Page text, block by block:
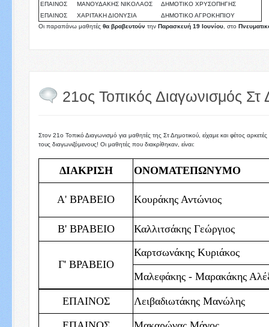
ΕΠΑΙΝΟΣ
ΜΑΝΟΥΔΑΚΗΣ ΝΙΚΟΛΑΟΣ
ΔΗΜΟΤΙΚΟ ΧΡΥΣΟΠΗΓΗΣ
ΕΠΑΙΝΟΣ
ΧΑΡΙΤΑΚΗ ΔΙΟΝΥΣΙΑ
ΔΗΜΟΤΙΚΟ ΑΓΡΟΚΗΠΙΟΥ
Οι παραπάνω μαθητέςθα βραβευτούν τηνΠαρασκευή 19 Ιουνίου , στο
21ος Τοπικός Διαγωνισμός Στ
Στον 21ο Τοπικό Διαγωνισμό για μαθητές της Στ Δημοτικού, είχαμε και φέτος
τους διαγωνιζόμενους! Οι μαθητές που διακρίθηκαν, είναι:
ΔΙΑΚΡΙΣΗ ΟΝΟΜΑΤΕΠΩΝΥΜΟ
Α' ΒΡΑΒΕΙΟ Κουράκης Αντώνιος
Β' ΒΡΑΒΕΙΟ Καλλιτσάκης Γεώργιος
Γ' ΒΡΑΒΕΙΟ
Καρτσωνάκης Κυριάκος
Μαλεφάκης - Μαρακάκης
ΕΠΑΙΝΟΣ
Λειβαδιωτάκης Μανώλης